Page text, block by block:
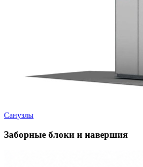
Санузлы
Заборные блоки и навершия